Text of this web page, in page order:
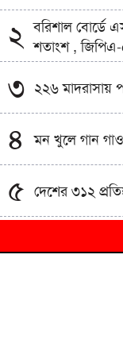
২
বরিশাল বোর্ডে
শতাংশ ,
৩ ২২৬ মাদরাসায়
৪ মন খুলে গান
৫ দেশের ৩১২
কক্সবাজারে